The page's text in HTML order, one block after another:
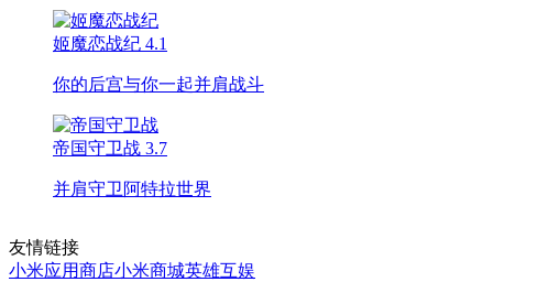
姬魔恋战纪 4.1
你的后宫与你一起并肩战斗
帝国守卫战 3.7
并肩守卫阿特拉世界
友情链接
小米应用商店小米商城英雄互娱